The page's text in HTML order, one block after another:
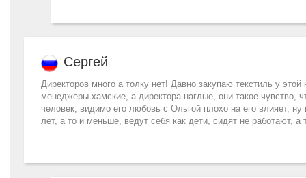
Сергей
Директоров много а толку нет! Давно закупаю текстиль у
менеджеры хамские, а директора наглые, они такое чувство,
человек, видимо его любовь с Ольгой плохо на его влияет,
лет, а то и меньше, ведут себя как дети, сидят не работают,